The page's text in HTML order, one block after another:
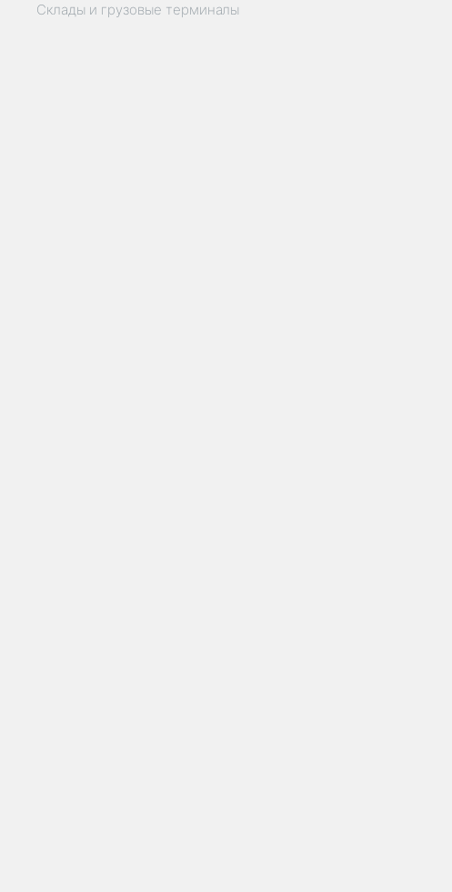
Склады и грузовые терминалы